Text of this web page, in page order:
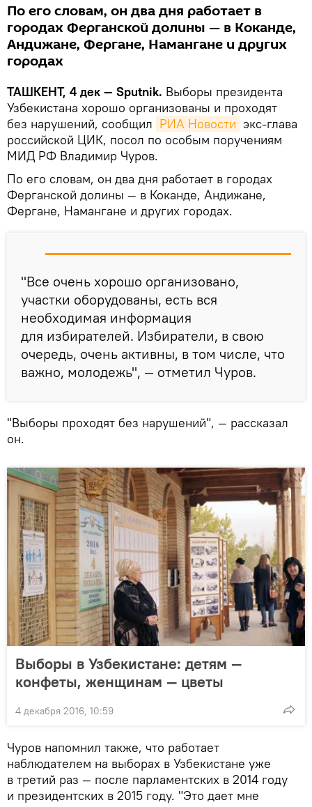
По его словам, он два дня работает в
городах Ферганской долины — в Коканде,
Андижане, Фергане, Намангане и других
городах
ТАШКЕНТ, 4 дек — Sputnik. Выборы президента
Узбекистана хорошо организованы и проходят
без нарушений, сообщил РИА Новости экс-глава
российской ЦИК, посол по особым поручениям
МИД РФ Владимир Чуров.
По его словам, он два дня работает в городах
Ферганской долины — в Коканде, Андижане,
Фергане, Намангане и других городах.
"Все очень хорошо организовано,
участки оборудованы, есть вся
необходимая информация
для избирателей. Избиратели, в свою
очередь, очень активны, в том числе, что
важно, молодежь", — отметил Чуров.
"Выборы проходят без нарушений", — рассказал
он.
Выборы в Узбекистане: детям —
конфеты, женщинам — цветы
4 декабря 2016, 10:59
Чуров напомнил также, что работает
наблюдателем на выборах в Узбекистане уже
в третий раз — после парламентских в 2014 году
и президентских в 2015 году. "Это дает мне